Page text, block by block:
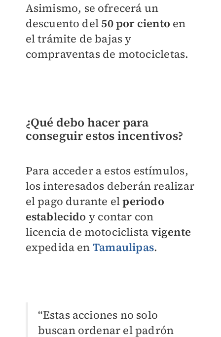
Asimismo, se ofrecerá un
descuento del 50 por ciento en
el trámite de bajas y
compraventas de motocicletas.
¿Qué debo hacer para
conseguir estos incentivos?
Para acceder a estos estímulos,
los interesados deberán realizar
el pago durante elperiodo
establecido y contar con
licencia de motociclista vigente
expedida en Tamaulipas.
“Estas acciones no solo
buscan ordenar el padrón